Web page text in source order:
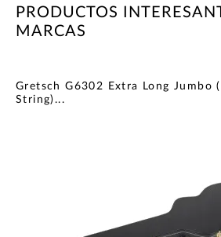
PRODUCTOS
MARCAS
Gretsch G6302 Extra Long Jumbo
String)...